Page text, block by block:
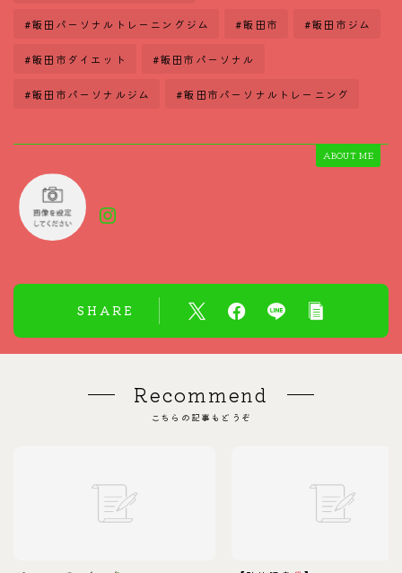
#飯田パーソナルトレーニングジム #飯田市 #飯田市ジム
#飯田市ダイエット #飯田市パーソナル
#飯田市パーソナルジム #飯田市パーソナルトレーニング
ABOUT ME
SHARE
Recommend
こちらの記事もどうぞ